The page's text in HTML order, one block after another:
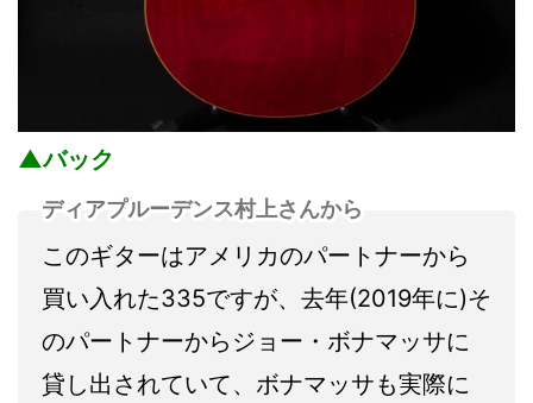
▲バック
ディアプルーデンス村上さんから
このギターはアメリカのパートナーから
買い入れた335ですが、去年(2019年に)そ
のパートナーからジョー・ボナマッサに
貸し出されていて、ボナマッサも実際に